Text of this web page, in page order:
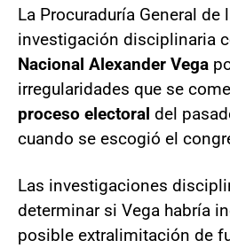
La Procuraduría General de
investigación disciplinaria
Nacional Alexander Vega
irregularidades que se
proceso electoral del
cuando se escogió el
Las investigaciones
determinar si Vega habría
posible extralimitación de